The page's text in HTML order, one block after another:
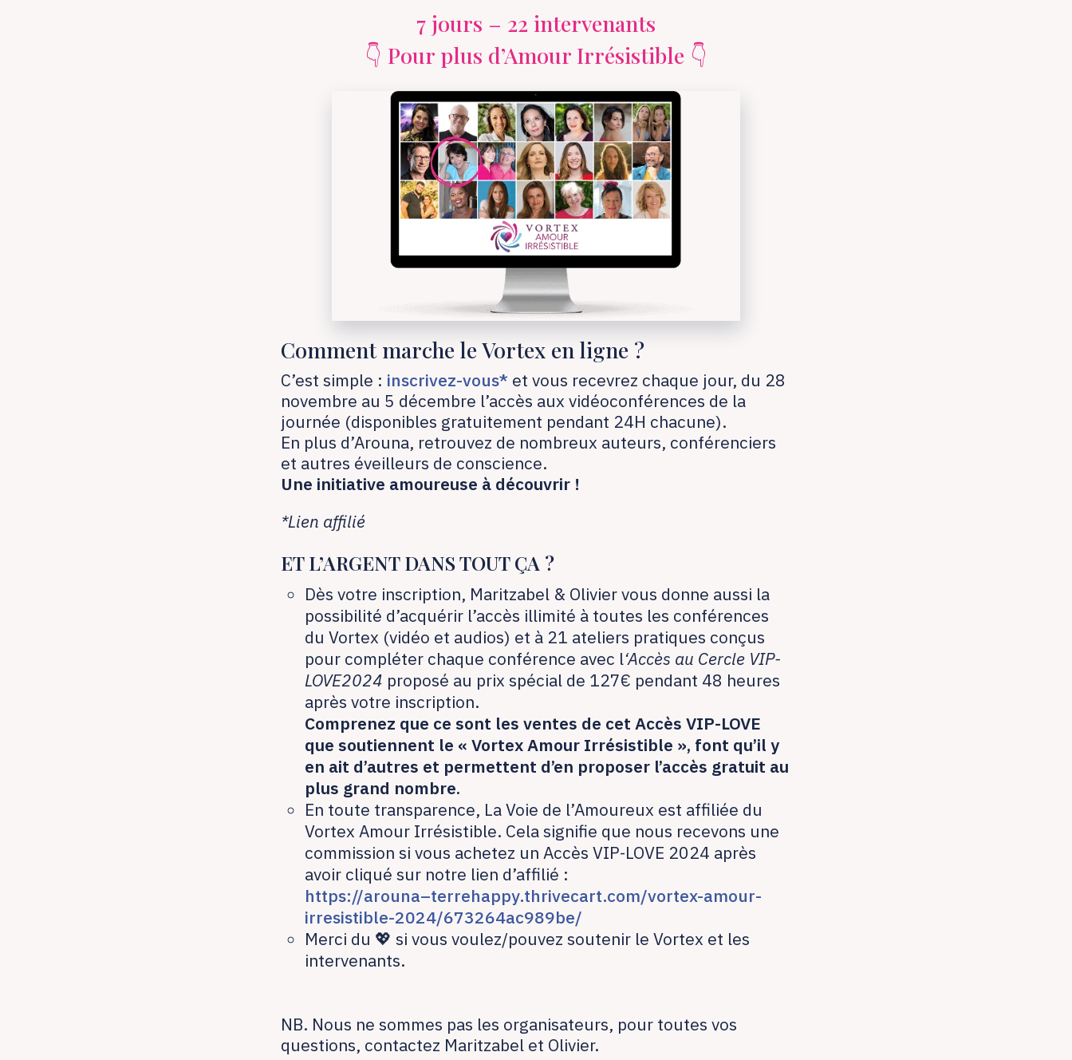
7 jours – 22 intervenants
👇 Pour plus d’Amour Irrésistible 👇
Comment marche le Vortex en ligne ?
C’est simple : inscrivez-vous* et vous recevrez chaque jour, du 28
novembre au 5 décembre l’accès aux vidéoconférences de la
journée (disponibles gratuitement pendant 24H chacune).
En plus d’Arouna, retrouvez de nombreux auteurs, conférenciers
et autres éveilleurs de conscience.
Une initiative amoureuse à découvrir !
*Lien affilié
ET L’ARGENT DANS TOUT ÇA ?
Dès votre inscription, Maritzabel & Olivier vous donne aussi la
possibilité d’acquérir l’accès illimité à toutes les conférences
du Vortex (vidéo et audios) et à 21 ateliers pratiques conçus
pour compléter chaque conférence avec l‘Accès au Cercle VIP-
LOVE2024 proposé au prix spécial de 127€ pendant 48 heures
après votre inscription.
Comprenez que ce sont les ventes de cet Accès VIP-LOVE
que soutiennent le « Vortex Amour Irrésistible », font qu’il y
en ait d’autres et permettent d’en proposer l’accès gratuit au
plus grand nombre.
En toute transparence, La Voie de l’Amoureux est affiliée du
Vortex Amour Irrésistible. Cela signifie que nous recevons une
commission si vous achetez un Accès VIP-LOVE 2024 après
avoir cliqué sur notre lien d’affilié :
https://arouna–terrehappy.thrivecart.com/vortex-amour-
irresistible-2024/673264ac989be/
Merci du 💖 si vous voulez/pouvez soutenir le Vortex et les
intervenants.
NB. Nous ne sommes pas les organisateurs, pour toutes vos
questions, contactez Maritzabel et Olivier.